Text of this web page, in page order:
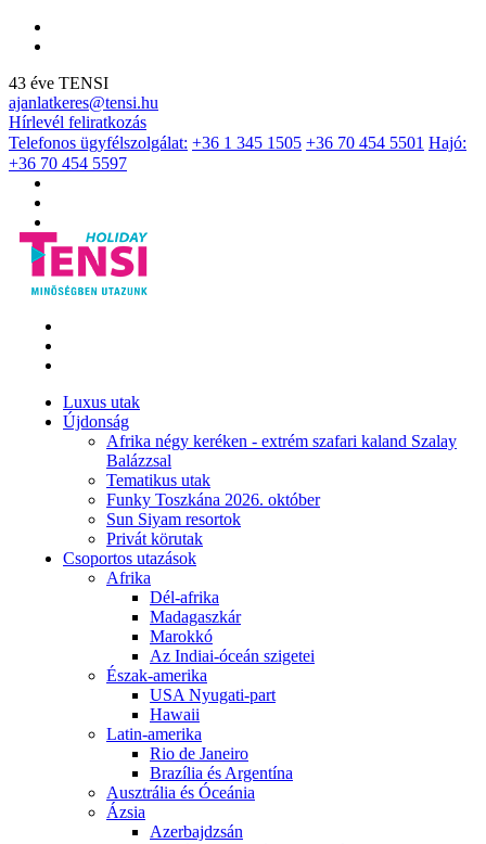
43 éve TENSI
ajanlatkeres@tensi.hu
Hírlevél feliratkozás
Telefonos ügyfélszolgálat: +36 1 345 1505 +36 70 454 5501 Hajó:
+36 70 454 5597
Luxus utak
Újdonság
Afrika négy keréken - extrém szafari kaland Szalay
Balázzsal
Tematikus utak
Funky Toszkána 2026. október
Sun Siyam resortok
Privát körutak
Csoportos utazások
Afrika
Dél-afrika
Madagaszkár
Marokkó
Az Indiai-óceán szigetei
Észak-amerika
USA Nyugati-part
Hawaii
Latin-amerika
Rio de Janeiro
Brazília és Argentína
Ausztrália és Óceánia
Ázsia
Azerbajdzsán